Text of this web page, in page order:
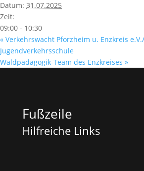
Datum: 31.07.2025
Zeit:
09:00 - 10:30
« Verkehrswacht Pforzheim u. Enzkreis
Jugendverkehrsschule
Waldpädagogik-Team des Enzkreises »
Fußzeile
Hilfreiche Links